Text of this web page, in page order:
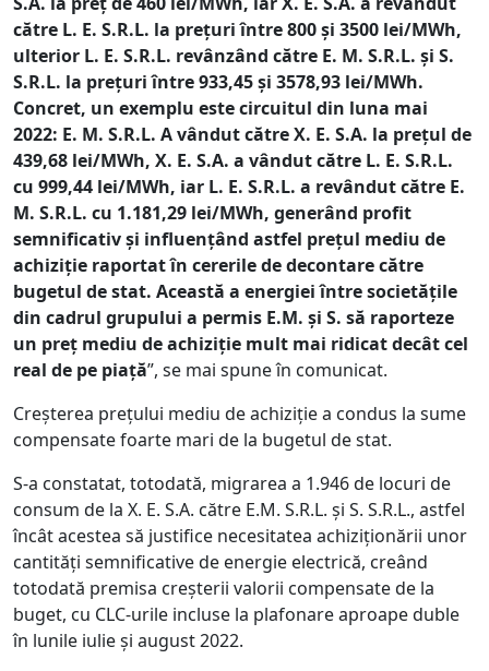
către L. E. S.R.L. la prețuri între 800 și 3500 lei/MWh,
ulterior L. E. S.R.L. revânzând către E. M. S.R.L. și S.
S.R.L. la prețuri între 933,45 și 3578,93 lei/MWh.
Concret, un exemplu este circuitul din luna mai
2022: E. M. S.R.L. A vândut către X. E. S.A. la prețul de
439,68 lei/MWh, X. E. S.A. a vândut către L. E. S.R.L.
cu 999,44 lei/MWh, iar L. E. S.R.L. a revândut către E.
M. S.R.L. cu 1.181,29 lei/MWh, generând profit
semnificativ și influențând astfel prețul mediu de
achiziție raportat în cererile de decontare către
bugetul de stat. Această a energiei între societățile
din cadrul grupului a permis E.M. și S. să raporteze
un preț mediu de achiziție mult mai ridicat decât cel
real de pe piață”, se mai spune în comunicat.
Creșterea prețului mediu de achiziție a condus la sume
compensate foarte mari de la bugetul de stat.
S-a constatat, totodată, migrarea a 1.946 de locuri de
consum de la X. E. S.A. către E.M. S.R.L. și S. S.R.L., astfel
încât acestea să justifice necesitatea achiziționării unor
cantități semnificative de energie electrică, creând
totodată premisa creșterii valorii compensate de la
buget, cu CLC-urile incluse la plafonare aproape duble
în lunile iulie și august 2022.